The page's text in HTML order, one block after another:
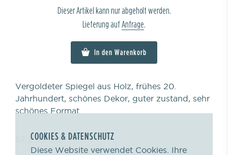
Dieser Artikel kann nur abgeholt werden.
Lieferung aufAnfrage.
In den Warenkorb
Vergoldeter Spiegel aus Holz, frühes 20.
Jahrhundert, schönes Dekor, guter zustand, sehr
schönes Format.
57 x 49 cm
COOKIES & DATENSCHUTZ
Diese Website verwendet Cookies. Ihre